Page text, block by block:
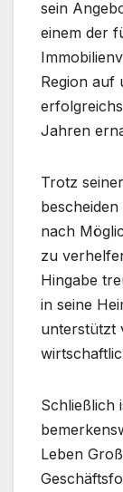
sein
einem der
Region auf
Jahren
Trotz
nach
zu
Hingabe
in seine
unterstützt
Schließlich
Leben